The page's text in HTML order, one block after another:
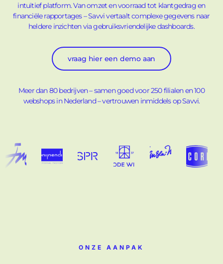
intuïtief platform. Van omzet en voorraad tot klantgedrag en
financiële rapportages – Savvi vertaalt complexe gegevens naar
heldere inzichten via gebruiksvriendelijke dashboards.
vraag hier een demo aan
Meer dan 80 bedrijven – samen goed voor 250 filialen en 100
webshops in Nederland – vertrouwen inmiddels op Savvi.
ONZE AANPAK